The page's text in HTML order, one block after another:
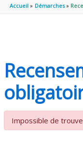
Accueil Démarches
Impossible de